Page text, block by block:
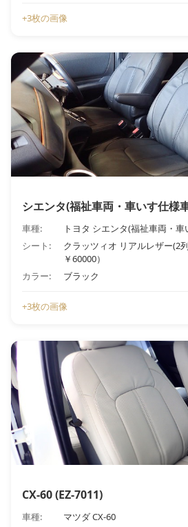
+3枚の画像
シエンタ(福祉車両・車いす仕様
車種:
トヨタ シエンタ(福祉車両・車
シート:
クラッツィオ リアルレザー(2
￥60000）
カラー:
ブラック
+3枚の画像
CX-60 (EZ-7011)
車種:
マツダ CX-60